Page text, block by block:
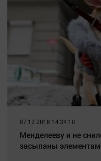
07.12.2018 14:34:10
Менделееву и не
засыпаны